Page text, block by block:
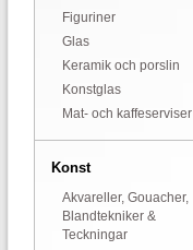
Figuriner
Glas
Keramik och porslin
Konstglas
Mat- och kaffeserviser
Konst
Akvareller, Gouacher,
Blandtekniker &
Teckningar